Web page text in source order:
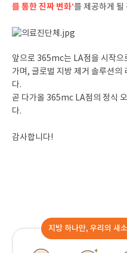
를 통한 진짜 변화’를 제공하게 될
앞으로 365mc는 LA점을 시작으
가며, 글로벌 지방 제거 솔루션의
다.
곧 다가올 365mc LA점의 정식
다.
감사합니다!
지방 하나만, 우리의 새